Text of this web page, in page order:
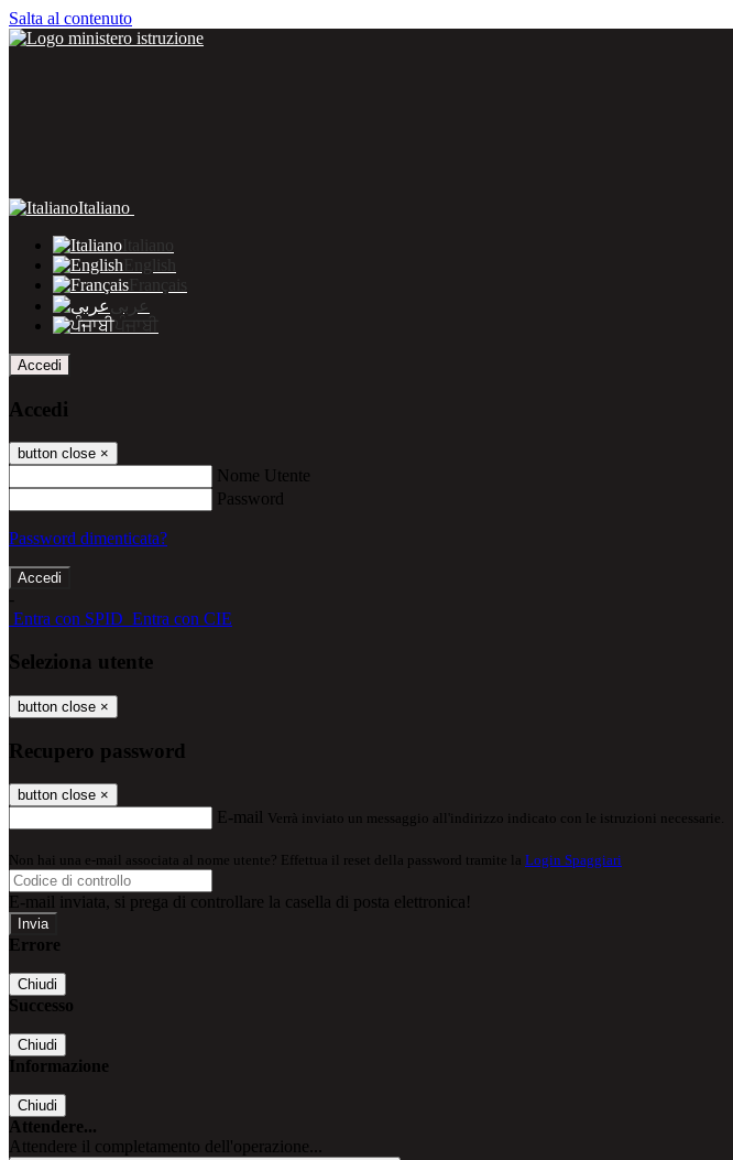
Salta al contenuto
Italiano
Italiano
English
Français
عربى
ਪੰਜਾਬੀ
Accedi
Accedi
button close ×
Nome Utente
Password
Password dimenticata?
-
Entra con SPID Entra con CIE
Seleziona utente
button close ×
Recupero password
button close ×
E-mail Verrà inviato un messaggio all'indirizzo indicato con le istruzioni necessarie.
Non hai una e-mail associata al nome utente? Effettua il reset della password tramite la Login Spaggiari
E-mail inviata, si prega di controllare la casella di posta elettronica!
Errore
Chiudi
Successo
Chiudi
Informazione
Chiudi
Attendere...
Attendere il completamento dell'operazione...